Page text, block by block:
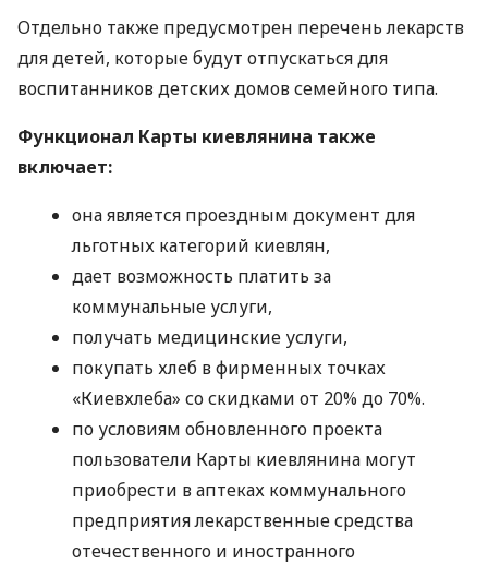
Отдельно также предусмотрен перечень лекарств
для детей, которые будут отпускаться для
воспитанников детских домов семейного типа.
Функционал Карты киевлянина также
включает:
она является проездным документ для
льготных категорий киевлян,
дает возможность платить за
коммунальные услуги,
получать медицинские услуги,
покупать хлеб в фирменных точках
«Киевхлеба» со скидками от 20% до 70%.
по условиям обновленного проекта
пользователи Карты киевлянина могут
приобрести в аптеках коммунального
предприятия лекарственные средства
отечественного и иностранного